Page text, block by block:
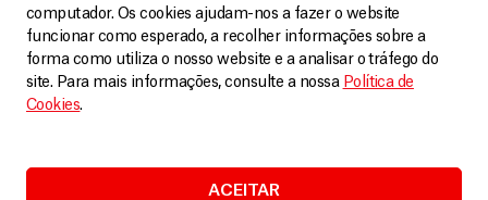
computador. Os cookies ajudam-nos a fazer o website
funcionar como esperado, a recolher informações sobre a
forma como utiliza o nosso website e a analisar o tráfego do
site. Para mais informações, consulte a nossa Política de
Cookies.
ACEITAR